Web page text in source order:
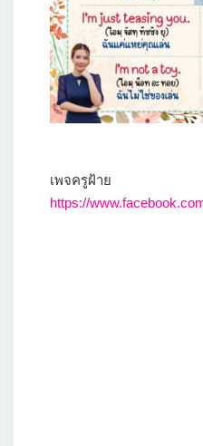
เพจครูฝ้าย
https://